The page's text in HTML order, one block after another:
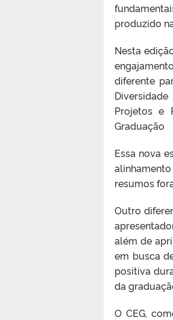
produzido
Nesta
diferente
Projetos e
Graduação
Essa nova
alinhamento
resumos
Outro
além de
em busca
positiva
da
O CEG,